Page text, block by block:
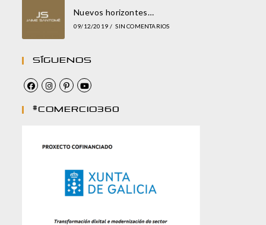
Nuevos horizontes…
09/12/2019 / SIN COMENTARIOS
Síguenos
#comercio360